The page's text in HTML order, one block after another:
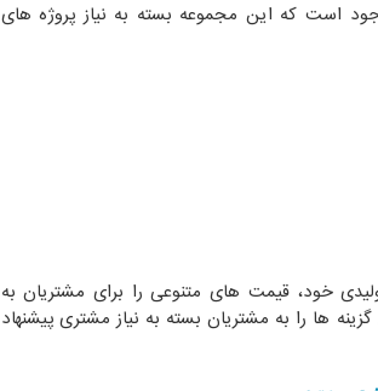
است که این مجموعه بسته به نیاز پروژه های
خود، قیمت های متنوعی را برای مشتریان به
ها را به مشتریان بسته به نیاز مشتری پیشنهاد